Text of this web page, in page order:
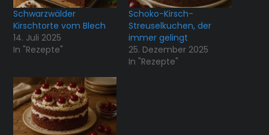
Schwarzwälder
Kirschtorte vom Blech
14. Juli 2025
In "Rezepte"
Schoko-Kirsch-
Streuselkuchen, der
immer gelingt
25. Dezember 2025
In "Rezepte"